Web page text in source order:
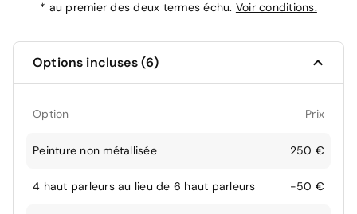
* au premier des deux termes échu. Voir conditions.
Options incluses (6)
Option Prix
Peinture non métallisée 250 €
4 haut parleurs au lieu de 6 haut parleurs -50 €